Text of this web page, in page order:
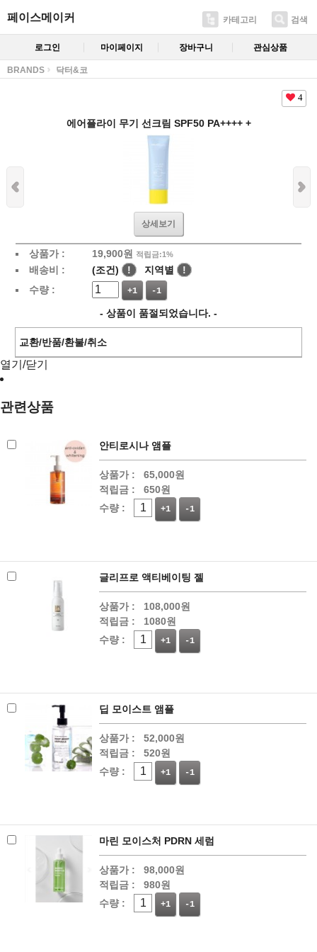
페이스메이커 카테고리 검색
로그인 마이페이지 장바구니 관심상품
BRANDS 닥터&코
4
에어플라이 무기 선크림 SPF50 PA++++ +
상세보기
상품가 : 19,900원 적립금:1%
배송비 : (조건) ! 지역별
!
수량 :
+1 -1
- 상품이 품절되었습니다. -
교환/반품/환불/취소
열기/닫기
관련상품
안티로시나 앰플
상품가 :
65,000원
적립금 :
650원
수량 :
+1 -1
글리프로 액티베이팅 젤
상품가 :
108,000원
적립금 :
1080원
수량 :
+1 -1
딥 모이스트 앰플
상품가 :
52,000원
적립금 :
520원
수량 :
+1 -1
마린 모이스처 PDRN 세럼
상품가 :
98,000원
적립금 :
980원
수량 :
+1 -1